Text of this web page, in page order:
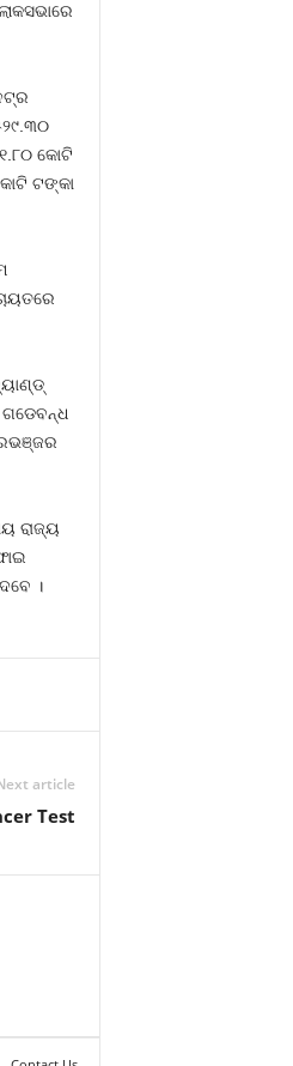
କୋଟି
ଟଙ୍କା
ଗଡେବନ୍ଧ
ରାଜ୍ୟ
।
article
Test